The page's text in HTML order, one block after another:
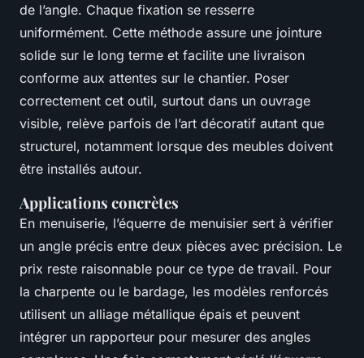
de l’angle. Chaque fixation se resserre
uniformément. Cette méthode assure une jointure
solide sur le long terme et facilite une livraison
conforme aux attentes sur le chantier. Poser
correctement cet outil, surtout dans un ouvrage
visible, relève parfois de l’art décoratif autant que
structurel, notamment lorsque des meubles doivent
être installés autour.
Applications concrètes
En menuiserie, l’équerre de menuisier sert à vérifier
un angle précis entre deux pièces avec précision. Le
prix reste raisonnable pour ce type de travail. Pour
la charpente ou le bardage, les modèles renforcés
utilisent un alliage métallique épais et peuvent
intégrer un rapporteur pour mesurer des angles